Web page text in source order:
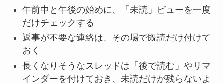
午前中と午後の始めに、「未読」ビューを一度
だけチェックする
返事が不要な連絡は、その場で既読だけ付けて
おく
長くなりそうなスレッドは「後で読む」やリマ
インダーを付けておき、未読だけが残らないよ